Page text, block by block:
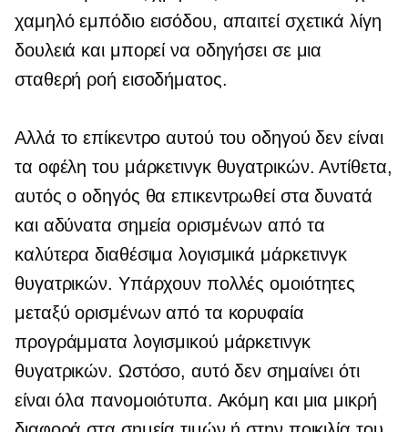
χαμηλό εμπόδιο εισόδου, απαιτεί σχετικά λίγη
δουλειά και μπορεί να οδηγήσει σε μια
σταθερή ροή εισοδήματος.
Αλλά το επίκεντρο αυτού του οδηγού δεν είναι
τα οφέλη του μάρκετινγκ θυγατρικών. Αντίθετα,
αυτός ο οδηγός θα επικεντρωθεί στα δυνατά
και αδύνατα σημεία ορισμένων από τα
καλύτερα διαθέσιμα λογισμικά μάρκετινγκ
θυγατρικών. Υπάρχουν πολλές ομοιότητες
μεταξύ ορισμένων από τα κορυφαία
προγράμματα λογισμικού μάρκετινγκ
θυγατρικών. Ωστόσο, αυτό δεν σημαίνει ότι
είναι όλα πανομοιότυπα. Ακόμη και μια μικρή